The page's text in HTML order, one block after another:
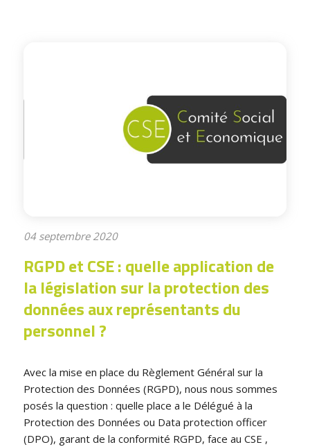
04 septembre 2020
RGPD et CSE : quelle application de
la législation sur la protection des
données aux représentants du
personnel ?
Avec la mise en place du Règlement Général sur la
Protection des Données (RGPD), nous nous sommes
posés la question : quelle place a le Délégué à la
Protection des Données ou Data protection officer
(DPO), garant de la conformité RGPD, face au CSE ,